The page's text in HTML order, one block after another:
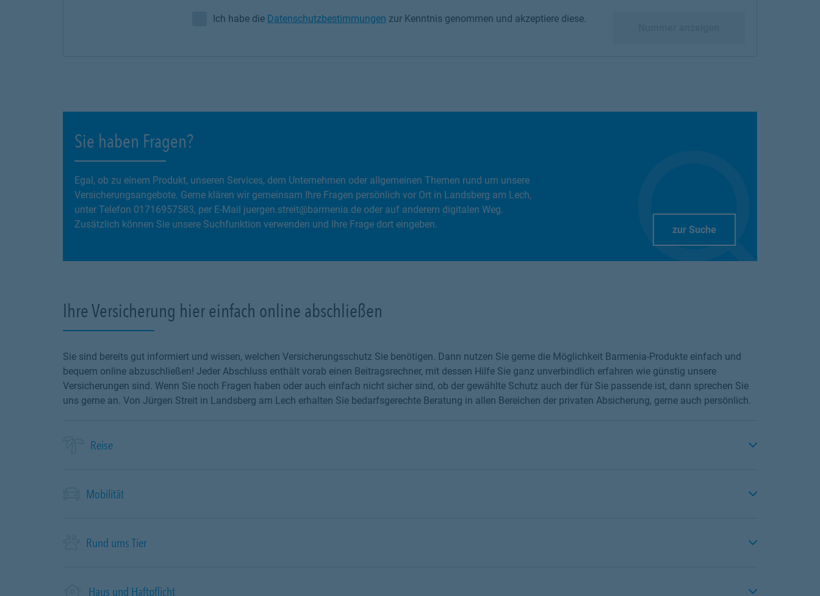
Ich habe die Datenschutzbestimmungen zur Kenntnis genommen und akzeptiere diese.
Ich habe die Datenschutzbestimmungen zur Kenntnis genommen und akzeptiere diese.
Sie haben Fragen?
Egal, ob zu einem Produkt, unseren Services, dem Unternehmen oder allgemeinen Themen rund um unsere
Versicherungsangebote. Gerne klären wir gemeinsam Ihre Fragen persönlich vor Ort in Landsberg am Lech,
unter Telefon 01716957583, per E-Mail juergen.streit@barmenia.de oder auf anderem digitalen Weg.
Zusätzlich können Sie unsere Suchfunktion verwenden und Ihre Frage dort eingeben.
zur Suche
Ihre Versicherung hier einfach online abschließen
Sie sind bereits gut informiert und wissen, welchen Versicherungsschutz Sie benötigen. Dann nutzen Sie gerne die Möglichkeit Barmenia-Produkte einfach und
bequem online abzuschließen! Jeder Abschluss enthält vorab einen Beitragsrechner, mit dessen Hilfe Sie ganz unverbindlich erfahren wie günstig unsere
Versicherungen sind. Wenn Sie noch Fragen haben oder auch einfach nicht sicher sind, ob der gewählte Schutz auch der für Sie passende ist, dann sprechen Sie
uns gerne an. Von Jürgen Streit in Landsberg am Lech erhalten Sie bedarfsgerechte Beratung in allen Bereichen der privaten Absicherung, gerne auch persönlich.
Reise
Mobilität
Rund ums Tier
Haus und Haftpflicht